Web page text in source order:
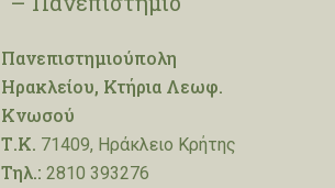
Πανεπιστημιούπολη
Ηρακλείου, Κτήρια Λεωφ.
Κνωσού
Τ.Κ. 71409, Ηράκλειο Κρήτης
Τηλ.: 2810 393276